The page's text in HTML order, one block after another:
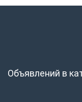
Объявлений в